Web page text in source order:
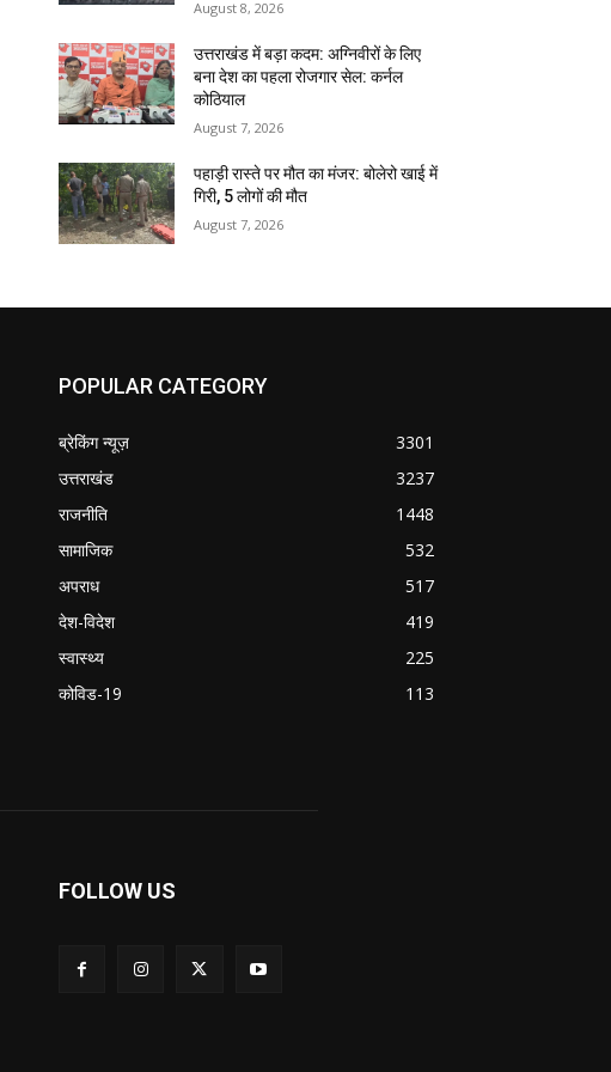
August 8, 2026
उत्तराखंड में बड़ा कदम: अग्निवीरों के लिए
बना देश का पहला रोजगार सेल: कर्नल
कोठियाल
August 7, 2026
पहाड़ी रास्ते पर मौत का मंजर: बोलेरो खाई में
गिरी, 5 लोगों की मौत
August 7, 2026
POPULAR CATEGORY
ब्रेकिंग न्यूज़
3301
उत्तराखंड
3237
राजनीति
1448
सामाजिक
532
अपराध
517
देश-विदेश
419
स्वास्थ्य
225
कोविड-19
113
FOLLOW US